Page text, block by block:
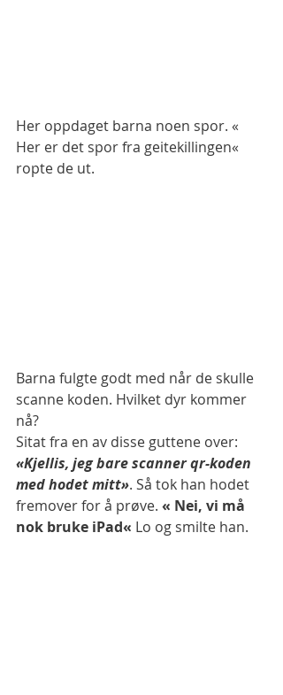
Her oppdaget barna noen spor. «
Her er det spor fra geitekillingen«
ropte de ut.
Barna fulgte godt med når de skulle
scanne koden. Hvilket dyr kommer
nå?
Sitat fra en av disse guttene over:
«Kjellis, jeg bare scanner qr-koden
med hodet mitt». Så tok han hodet
fremover for å prøve. « Nei, vi må
nok bruke iPad« Lo og smilte han.